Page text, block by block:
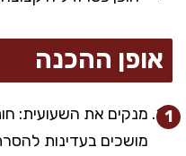
אופן ההכנה
מנקים את השעועית:
מושכים בעדינות